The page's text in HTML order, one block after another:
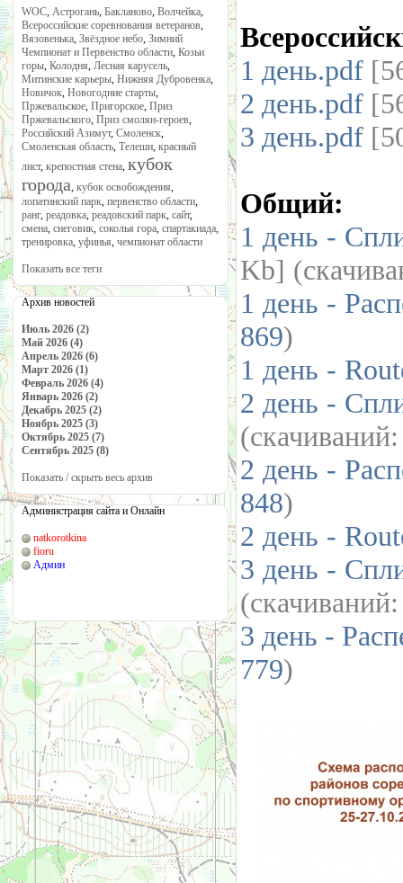
WOC, Астрогань, Бакланово, Волчейка,
Всероссийские соревнования ветеранов,
Вязовенька, Звёздное небо, Зимний
Чемпионат и Первенство области, Козьи
горы, Колодня, Лесная карусель,
Митинские карьеры, Нижняя Дубровенка,
Новичок, Новогодние старты,
Пржевальское, Пригорское, Приз
Пржевальского, Приз смолян-героев,
Российский Азимут, Смоленск,
Смоленская область, Телеши, красный
лист, крепостная стена, кубок
города, кубок освобождения,
лопатинский парк, первенство области,
ранг, реадовка, реадовский парк, сайт,
смена, снеговик, соколья гора, спартакиада,
тренировка, уфинья, чемпионат области
Показать все теги
Архив новостей
Июль 2026 (2)
Май 2026 (4)
Апрель 2026 (6)
Март 2026 (1)
Февраль 2026 (4)
Январь 2026 (2)
Декабрь 2025 (2)
Ноябрь 2025 (3)
Октябрь 2025 (7)
Сентябрь 2025 (8)
Показать / скрыть весь архив
Администрация сайта и Онлайн
natkorotkina
fioru
Админ
1 день.pdf
2 день.pdf
3 день.pdf
Общий:
1 день -
Kb]
1 день -
869)
1 день -
2 день -
2 день -
848)
2 день -
3 день -
3 день -
779)